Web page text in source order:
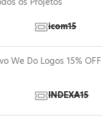
icom15
We Do Logos 15%
INDEXA15